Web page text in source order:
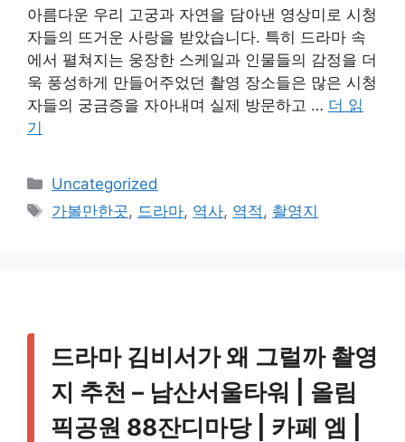
아름다운 우리 고궁과 자연을 담아낸 영상미로 시청
자들의 뜨거운 사랑을 받았습니다. 특히 드라마 속
에서 펼쳐지는 웅장한 스케일과 인물들의 감정을 더
욱 풍성하게 만들어주었던 촬영 장소들은 많은 시청
자들의 궁금증을 자아내며 실제 방문하고 … 더 읽
기
카
테
고
Uncategorized
태
가볼만한곳, 드라마, 역사, 역적 , 촬영지
드라마 김비서가 왜 그럴까 촬영
지 추천 – 남산서울타워 | 올림
픽공원 88잔디마당 | 카페 엠 |